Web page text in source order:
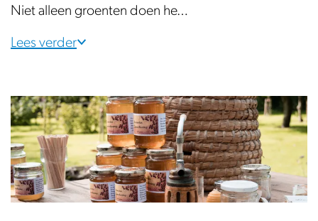
Niet alleen groenten doen he…
Lees verder